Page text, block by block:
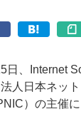
、Internet
人日本ネッ
）の主催